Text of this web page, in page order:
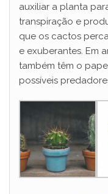
auxiliar a planta
transpiração e
que os cactos
e exuberantes. Em
também têm o
possíveis